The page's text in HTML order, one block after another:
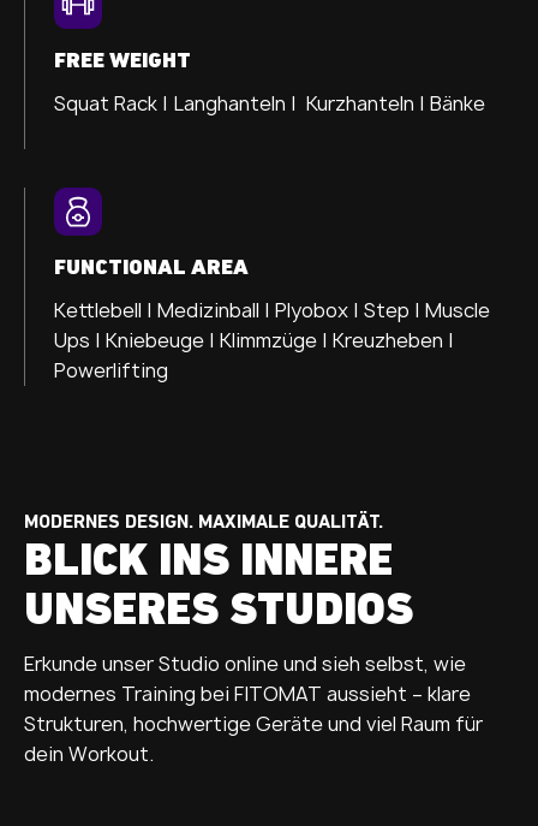
FREE WEIGHT
Squat Rack | Langhanteln | Kurzhanteln | Bänke
FUNCTIONAL AREA
Kettlebell | Medizinball | Plyobox | Step | Muscle
Ups | Kniebeuge | Klimmzüge | Kreuzheben |
Powerlifting
MODERNES DESIGN. MAXIMALE QUALITÄT.
BLICK INS INNERE
UNSERES STUDIOS
Erkunde unser Studio online und sieh selbst, wie
modernes Training bei FITOMAT aussieht – klare
Strukturen, hochwertige Geräte und viel Raum für
dein Workout.